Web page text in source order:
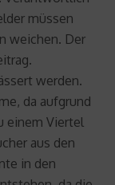
müssen
weichen. Der
werden.
da aufgrund
einem Viertel
aus den
in den